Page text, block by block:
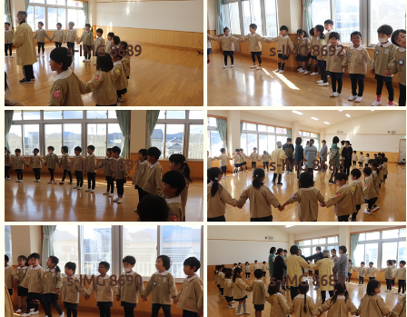
s-IMG 8689 s-IMG 8692
s-IMG 8691 s-IMG 8688
s-IMG 8690 s-IMG 8684